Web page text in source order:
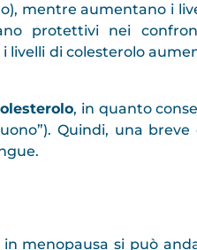
mentre aumentano i
protettivi nei
di colesterolo
, in quanto
Quindi, una
menopausa si può